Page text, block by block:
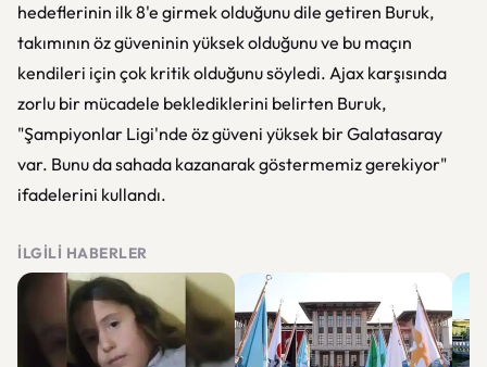
hedeflerinin ilk 8'e girmek olduğunu dile getiren Buruk,
takımının öz güveninin yüksek olduğunu ve bu maçın
kendileri için çok kritik olduğunu söyledi. Ajax karşısında
zorlu bir mücadele beklediklerini belirten Buruk,
"Şampiyonlar Ligi'nde öz güveni yüksek bir Galatasaray
var. Bunu da sahada kazanarak göstermemiz gerekiyor"
ifadelerini kullandı.
İLGILI HABERLER